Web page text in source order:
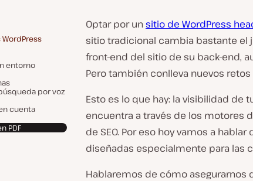
entorno
por voz
cuenta
PDF
Optar por unsitio de WordPress
sitio tradicional cambia bastante el
front-end del sitio de su back-end,
Pero también conlleva nuevos retos
Esto es lo que hay: la visibilidad de
encuentra a través de los motores
de SEO. Por eso hoy vamos a
diseñadas especialmente para las
Hablaremos de cómo